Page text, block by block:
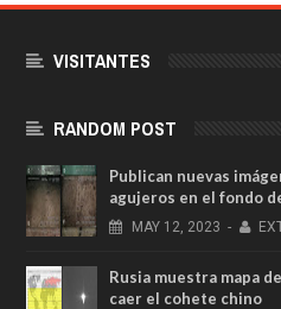
VISITANTES
RANDOM POST
Publican nuevas
agujeros en el fondo
MAY 12, 2023 -
Rusia muestra mapa
caer el cohete chino